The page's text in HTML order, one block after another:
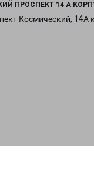
ПРОСПЕКТ 14 А
Космический, 14А